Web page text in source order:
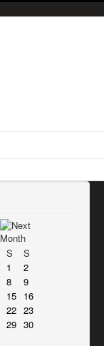
S
S
1
2
8
9
15 16
22 23
29 30